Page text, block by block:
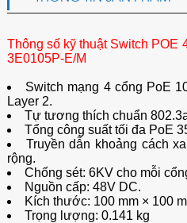
Thông số kỹ thuật Switch POE
3E0105P-E/M
Switch mạng 4 cổng PoE
Layer 2.
Tự tương thích chuẩn
Tổng công suất tối đa PoE
Truyền dẫn khoảng cách
rộng.
Chống sét: 6KV cho mỗi
Nguồn cấp: 48V DC.
Kích thước: 100 mm × 100
Trọng lượng: 0.141 kg